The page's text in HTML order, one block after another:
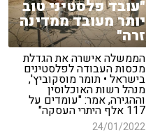
"עובד פלסטיני טוב
יותר מעובד ממדינה
זרה"
הממשלה אישרה את הגדלת
מכסות העבודה לפלסטינים
בישראל • תומר מוסקוביץ',
מנהל רשות האוכלוסין
וההגירה, אמר: "עומדים על
117 אלף היתרי העסקה"
24/01/2022